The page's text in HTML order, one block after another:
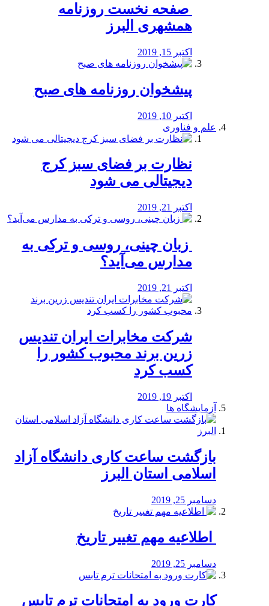
️ صفحه نخست روزنامه‌
همشهری البرز
اکتبر 15, 2019
پیشخوان روزنامه های صبح
اکتبر 10, 2019
علم و فناوری
نظارت بر فضای سبز کرج
دیجیتالی می شود
اکتبر 21, 2019
️ زبان چینی، روسی و ترکی به
مدارس می‌آید؟
اکتبر 21, 2019
شرکت مخابرات ایران تندیس
زرین برند محبوب کشور را
کسب کرد
اکتبر 19, 2019
آزمایشگاه ها
بازگشت ساعت کاری دانشگاه آزاد
اسلامی استان البرز
دسامبر 25, 2019
️ اطلاعیه مهم تغییر تاریخ
دسامبر 25, 2019
کارت ورود به امتحانات ترم تابس